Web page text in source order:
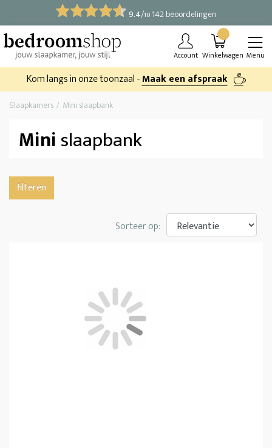
9.4/10 142 beoordelingen
Account Winkelwagen Menu
Kom langs in onze toonzaal -Maak een afspraak
Slaapkamers Mini slaapbank
Minislaapbank
filteren
Sorteer op: